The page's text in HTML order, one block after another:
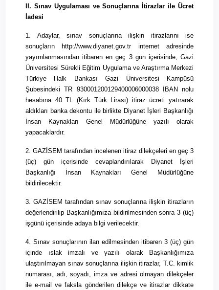
II. Sınav Uygulaması ve Sonuçlarına İtirazlar ile Ücret
İadesi
1. Adaylar, sınav sonuçlarına ilişkin itirazlarını ise
sonuçların http://www.diyanet.gov.tr internet adresinde
yayımlanmasından itibaren en geç 3 gün içerisinde, Gazi
Üniversitesi Sürekli Eğitim Uygulama ve Araştırma Merkezi
Türkiye Halk Bankası Gazi Üniversitesi Kampüsü
Şubesindeki TR 930001200129400006000038 IBAN nolu
hesabına 40 TL (Kırk Türk Lirası) itiraz ücreti yatırarak
aldıkları banka dekontu ile birlikte Diyanet İşleri Başkanlığı
İnsan Kaynakları Genel Müdürlüğüne yazılı olarak
yapacaklardır.
2. GAZİSEM tarafından incelenen itiraz dilekçeleri en geç 3
(üç) gün içerisinde cevaplandırılarak Diyanet İşleri
Başkanlığı İnsan Kaynakları Genel Müdürlüğüne
bildirilecektir.
3. GAZİSEM tarafından sınav sonuçlarına ilişkin itirazların
değerlendirilip Başkanlığımıza bildirilmesinden sonra 3 (üç)
işgünü içerisinde adaya bilgi verilecektir.
4. Sınav sonuçlarının ilan edilmesinden itibaren 3 (üç) gün
içinde ıslak imzalı ve yazılı olarak Başkanlığımıza
ulaştırılmayan sınav sonuçlarına ilişkin itirazlar, T.C. kimlik
numarası, adı, soyadı, imza ve adresi olmayan dilekçeler
ile e-mail ve faksla gönderilen dilekçe ve itirazlar dikkate